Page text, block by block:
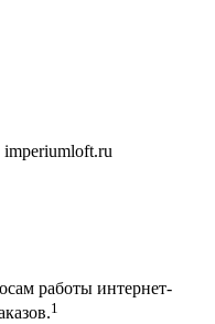
работы интернет-
1